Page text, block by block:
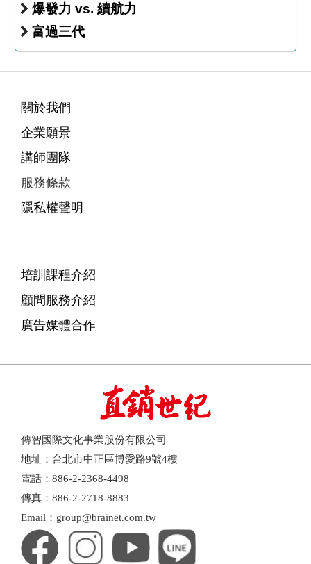
爆發力 vs. 續航力
富過三代
關於我們
企業願景
講師團隊
服務條款
隱私權聲明
培訓課程介紹
顧問服務介紹
廣告媒體合作
傳智國際文化事業股份有限公司
地址：台北市中正區博愛路9號4樓
電話：886-2-2368-4498
傳真：886-2-2718-8883
Email：group@brainet.com.tw